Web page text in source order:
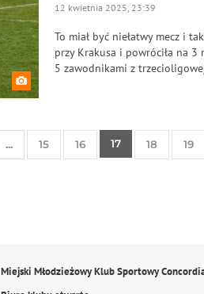
12 kwietnia 2025, 23:39
To miał być niełatwy mecz i
przy Krakusa i powróciła na
5 zawodnikami z
... 15 16 17 18 19
Miejski Młodzieżowy Klub Sportowy